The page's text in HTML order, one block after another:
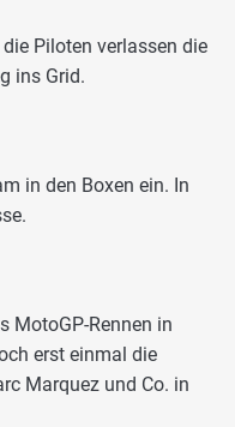
Piloten verlassen die
ins Grid.
in den Boxen ein. In
MotoGP-Rennen in
erst einmal die
Marquez und Co. in